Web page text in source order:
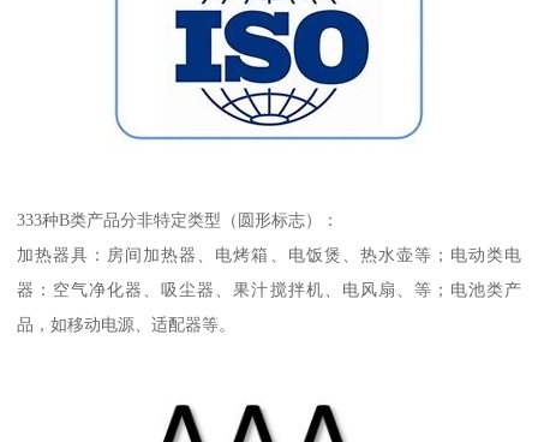
333种B类产品分非特定类型（圆形标志）：
加热器具：房间加热器、电烤箱、电饭煲、热水壶等；电动类电
器：空气净化器、吸尘器、果汁搅拌机、电风扇、等；电池类产
品，如移动电源、适配器等。